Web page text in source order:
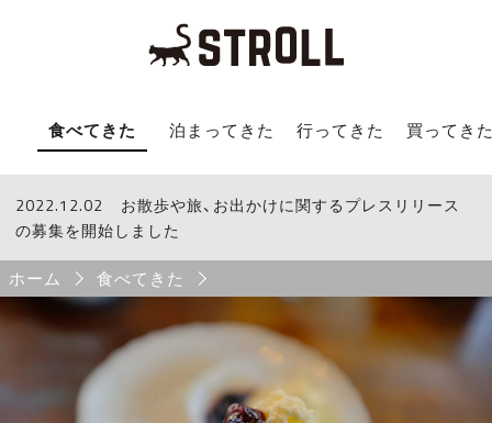
STROLL Menu
食べてきた 泊まってきた 行ってきた 買ってき
STROLLからのお知らせ
2022.12.02
お散歩や旅、お出かけに関するプレスリリース
の募集を開始しました
Breadcrumb
ホーム 食べてきた